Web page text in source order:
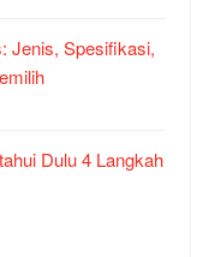
Jenis, Spesifikasi,
Dulu 4 Langkah